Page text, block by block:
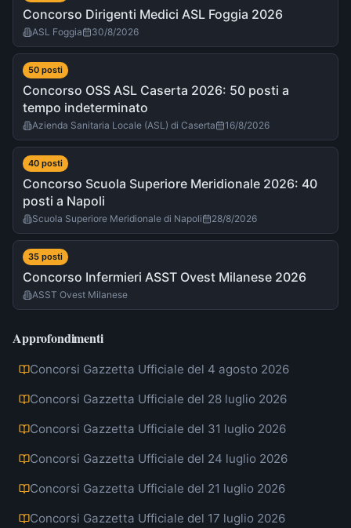
Concorso Dirigenti Medici ASL Foggia 2026
ASL Foggia 30/8/2026
50 posti
Concorso OSS ASL Caserta 2026: 50 posti a
tempo indeterminato
Azienda Sanitaria Locale (ASL) di Caserta 16/8/2026
40 posti
Concorso Scuola Superiore Meridionale 2026: 40
posti a Napoli
Scuola Superiore Meridionale di Napoli 28/8/2026
35 posti
Concorso Infermieri ASST Ovest Milanese 2026
ASST Ovest Milanese
Approfondimenti
Concorsi Gazzetta Ufficiale del 4 agosto 2026
Concorsi Gazzetta Ufficiale del 28 luglio 2026
Concorsi Gazzetta Ufficiale del 31 luglio 2026
Concorsi Gazzetta Ufficiale del 24 luglio 2026
Concorsi Gazzetta Ufficiale del 21 luglio 2026
Concorsi Gazzetta Ufficiale del 17 luglio 2026